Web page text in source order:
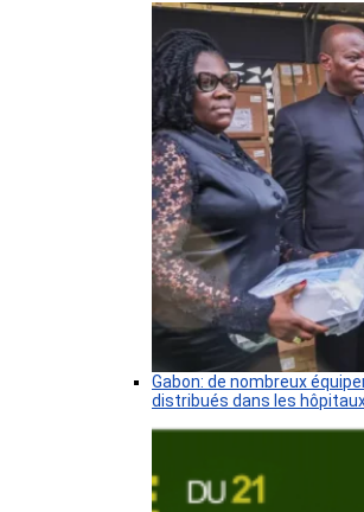
Gabon: de nombreux
distribués dans les